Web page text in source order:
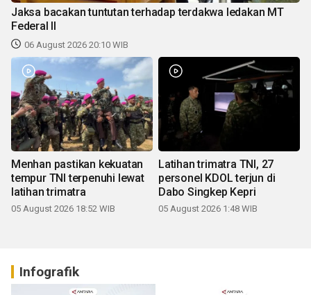
Jaksa bacakan tuntutan terhadap terdakwa ledakan MT
Federal II
06 August 2026 20:10 WIB
Menhan pastikan kekuatan
tempur TNI terpenuhi lewat
latihan trimatra
05 August 2026 18:52 WIB
Latihan trimatra TNI, 27
personel KDOL terjun di
Dabo Singkep Kepri
05 August 2026 1:48 WIB
Infografik